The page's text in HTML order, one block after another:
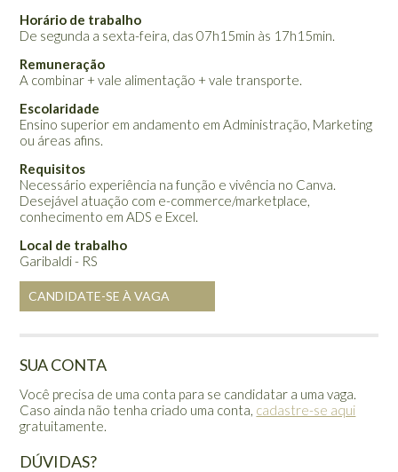
Horário de trabalho
De segunda a sexta-feira, das 07h15min às 17h15min.
Remuneração
A combinar + vale alimentação + vale transporte.
Escolaridade
Ensino superior em andamento em Administração, Marketing
ou áreas afins.
Requisitos
Necessário experiência na função e vivência no Canva.
Desejável atuação com e-commerce/marketplace,
conhecimento em ADS e Excel.
Local de trabalho
Garibaldi - RS
CANDIDATE-SE À VAGA
SUA CONTA
Você precisa de uma conta para se candidatar a uma vaga.
Caso ainda não tenha criado uma conta, cadastre-se aqui
gratuitamente.
DÚVIDAS?